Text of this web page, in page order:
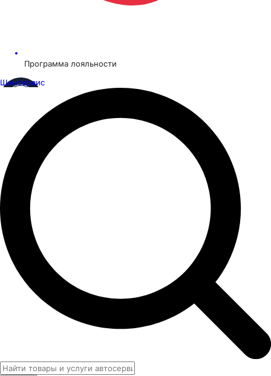
Программа лояльности
Шинсервис